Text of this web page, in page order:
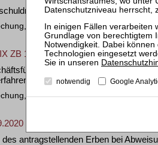
bei bauaufsichtlicher
Kosten und Vergütung)
ZB 159/03
als Kostenschuldner bei
Kosten und Vergütung)
– 903 IN 155/20 - 9
antragstellenden Erben bei
notwendig Google